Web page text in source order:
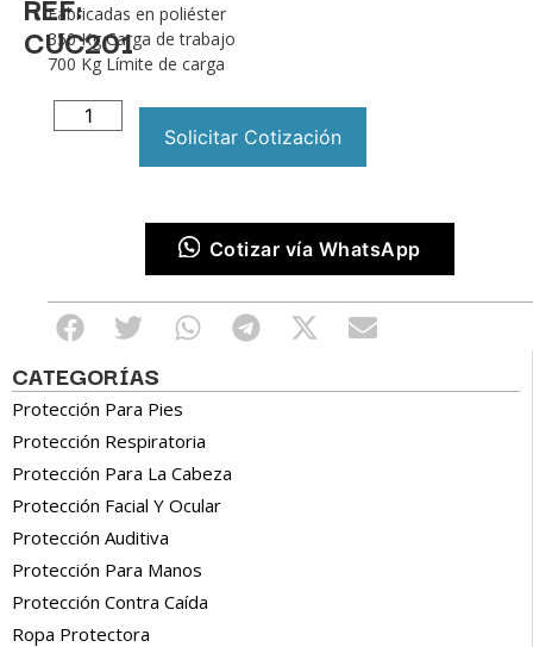
CATEGORÍAS
Protección Para Pies
Protección Respiratoria
Protección Para La Cabeza
Protección Facial Y Ocular
Protección Auditiva
Protección Para Manos
Protección Contra Caída
Ropa Protectora
CUC201
Fabricadas en poliéster
350 Kg Carga de trabajo
700 Kg Límite de carga
Solicitar Cotización
Cotizar vía WhatsApp